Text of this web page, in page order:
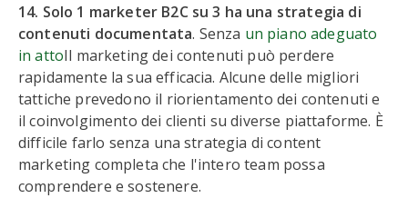
14. Solo 1 marketer B2C su 3 ha una strategia di
contenuti documentata. Senza un piano adeguato
in attoIl marketing dei contenuti può perdere
rapidamente la sua efficacia. Alcune delle migliori
tattiche prevedono il riorientamento dei contenuti e
il coinvolgimento dei clienti su diverse piattaforme. È
difficile farlo senza una strategia di content
marketing completa che l'intero team possa
comprendere e sostenere.